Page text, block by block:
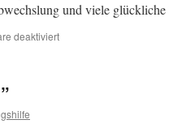
und viele glückliche
deaktiviert